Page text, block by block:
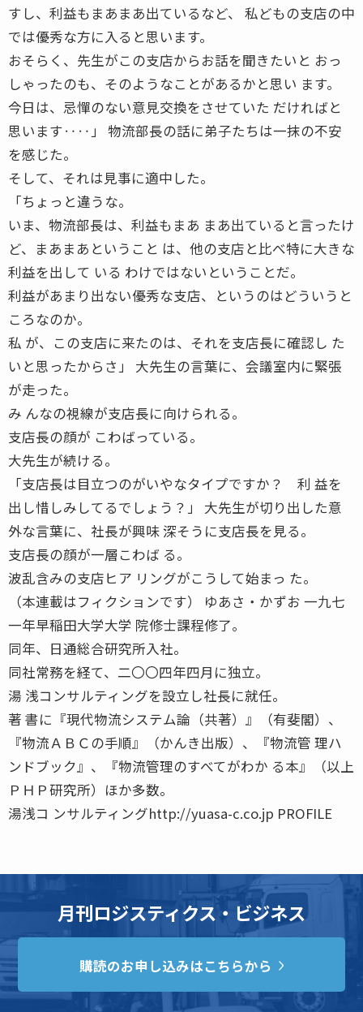
すし、利益もまあまあ出ているなど、 私どもの支店の中
では優秀な方に入ると思います。
おそらく、先生がこの支店からお話を聞きたいと おっ
しゃったのも、そのようなことがあるかと思い ます。
今日は、忌憚のない意見交換をさせていた だければと
思います‥‥」 物流部長の話に弟子たちは一抹の不安
を感じた。
そして、それは見事に適中した。
「ちょっと違うな。
いま、物流部長は、利益もまあ まあ出ていると言ったけ
ど、まあまあということ は、他の支店と比べ特に大きな
利益を出して いる わけではないということだ。
利益があまり出ない優秀な支店、というのはどういうと
ころなのか。
私 が、この支店に来たのは、それを支店長に確認し た
いと思ったからさ」 大先生の言葉に、会議室内に緊張
が走った。
み んなの視線が支店長に向けられる。
支店長の顔が こわばっている。
大先生が続ける。
「支店長は目立つのがいやなタイプですか？ 利 益を
出し惜しみしてるでしょう？」 大先生が切り出した意
外な言葉に、社長が興味 深そうに支店長を見る。
支店長の顔が一層こわば る。
波乱含みの支店ヒア リングがこうして始まっ た。
（本連載はフィクションです） ゆあさ・かずお 一九七
一年早稲田大学大学 院修士課程修了。
同年、日通総合研究所入社。
同社常務を経て、二〇〇四年四月に独立。
湯 浅コンサルティングを設立し社長に就任。
著 書に『現代物流システム論（共著）』（有斐閣）、
『物流ＡＢＣの手順』（かんき出版）、『物流管 理ハ
ンドブック』、『物流管理のすべてがわか る本』（以上
ＰＨＰ研究所）ほか多数。
湯浅コ ンサルティングhttp://yuasa-c.co.jp PROFILE
月刊ロジスティクス・ビジネス
購読のお申し込みはこちらから